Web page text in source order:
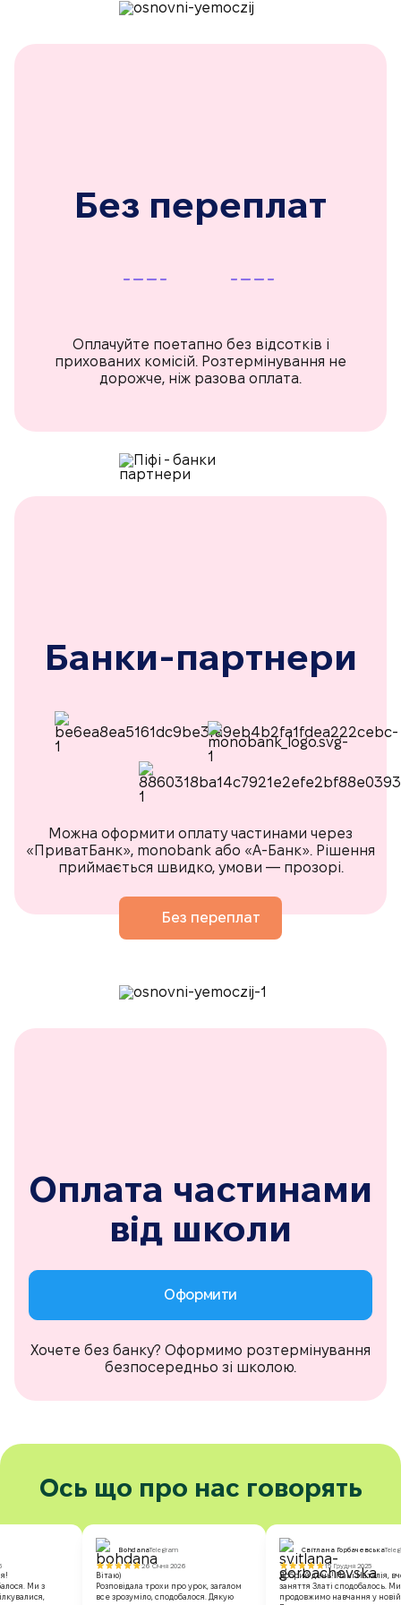
Без переплат
Оплачуйте поетапно без відсотків і
прихованих комісій. Розтермінування не
дорожче, ніж разова оплата.
Банки-партнери
Можна оформити оплату частинами через
«ПриватБанк», monobank або «А-Банк». Рішення
приймається швидко, умови — прозорі.
Без переплат
Оплата частинами
від школи
Оформити
Хочете без банку? Оформимо розтермінування
безпосередньо зі школою.
Ось що про нас говорять
Ми з
BohdanaTelegram
26 Січня 2026
Вітаю)
Розповідала трохи про урок, загалом
все зрозуміло, сподобалося. Дякую
Світлана Горбачевська
15 Грудня 2025
Добрий день! Пані Наталія,
заняття Златі сподобалось. Ми
продовжимо навчання у новій